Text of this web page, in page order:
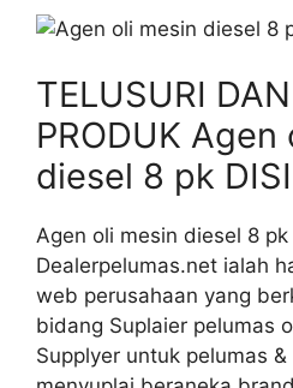
TELUSURI
PRODUK Agen
diesel 8 pk
Agen oli mesin diesel 8 pk |
Dealerpelumas.net ialah
web perusahaan yang
bidang Suplaier pelumas
Supplyer untuk pelumas